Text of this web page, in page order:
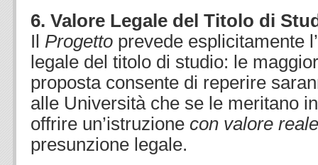
6. Valore Legale del Titolo di
Il Progetto prevede esplicitamente
legale del titolo di studio: le
proposta consente di reperire
alle Università che se le meritano
offrire un’istruzione con valore reale
presunzione legale.